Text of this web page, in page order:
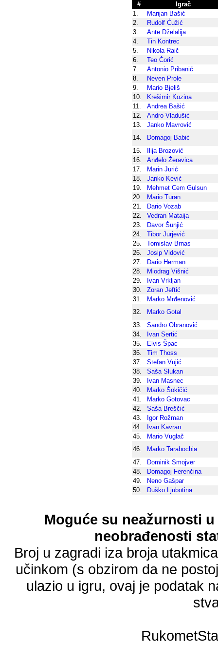
#
Igrač
1.
Marijan Bašić
2.
Rudolf Ćužić
3.
Ante Dželalija
4.
Tin Kontrec
5.
Nikola Raič
6.
Teo Čorić
7.
Antonio Pribanić
8.
Neven Prole
9.
Mario Bjeliš
10.
Krešimir Kozina
11.
Andrea Bašić
12.
Andro Vladušić
13.
Janko Mavrović
14.
Domagoj Babić
15.
Ilija Brozović
16.
Anđelo Žeravica
17.
Marin Jurić
18.
Janko Kević
19.
Mehmet Cem Gulsun
20.
Mario Turan
21.
Dario Vozab
22.
Vedran Mataija
23.
Davor Šunjić
24.
Tibor Jurjević
25.
Tomislav Brnas
26.
Josip Vidović
27.
Dario Herman
28.
Miodrag Višnić
29.
Ivan Vrkljan
30.
Zoran Jeftić
31.
Marko Mrđenović
32.
Marko Gotal
33.
Sandro Obranović
34.
Ivan Sertić
35.
Elvis Špac
36.
Tim Thoss
37.
Stefan Vujić
38.
Saša Slukan
39.
Ivan Masnec
40.
Marko Šokičić
41.
Marko Gotovac
42.
Saša Breščić
43.
Igor Rožman
44.
Ivan Kavran
45.
Mario Vuglač
46.
Marko Tarabochia
47.
Dominik Smojver
48.
Domagoj Ferenčina
49.
Neno Gašpar
50.
Duško Ljubotina
Moguće su neažurnosti
neobrađenosti
Broj u zagradi iza broja
učinkom (s obzirom da ne
ulazio u igru, ovaj je podatak